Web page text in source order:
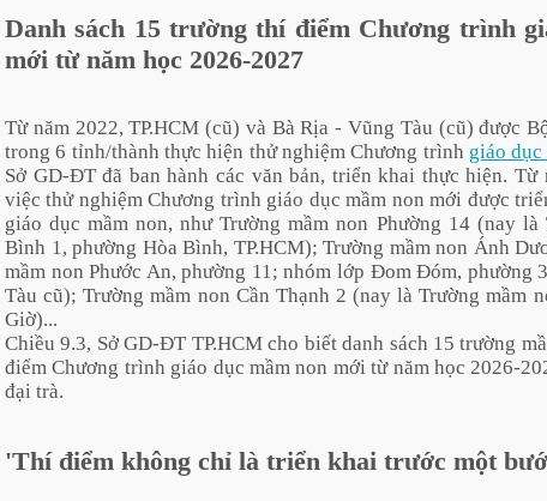
Danh sách 15 trường thí điểm Chương trình
mới từ năm học 2026-2027
Từ năm 2022, TP.HCM (cũ) và Bà Rịa - Vũng Tàu (cũ) được
trong 6 tỉnh/thành thực hiện thử nghiệm Chương trình giáo
Sở GD-ĐT đã ban hành các văn bản, triển khai thực hiện. Từ
việc thử nghiệm Chương trình giáo dục mầm non mới được
giáo dục mầm non, như Trường mầm non Phường 14 (nay là
Bình 1, phường Hòa Bình, TP.HCM); Trường mầm non Ánh
mầm non Phước An, phường 11; nhóm lớp Đom Đóm, phường
Tàu cũ); Trường mầm non Cần Thạnh 2 (nay là Trường mầm
Giờ)...
Chiều 9.3, Sở GD-ĐT TP.HCM cho biết danh sách 15 trường
điểm Chương trình giáo dục mầm non mới từ năm học 2026-
đại trà.
'Thí điểm không chỉ là triển khai trước một